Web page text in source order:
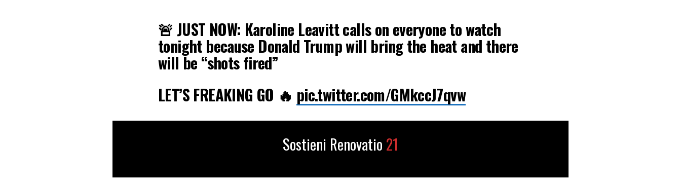
🚨 JUST NOW: Karoline Leavitt calls on everyone to watch
tonight because Donald Trump will bring the heat and there
will be “shots fired”
LET’S FREAKING GO 🔥 pic.twitter.com/GMkccJ7qvw
— MAGA Voice (@MAGAVoice)April 25, 2026
Sostieni Renovatio 21